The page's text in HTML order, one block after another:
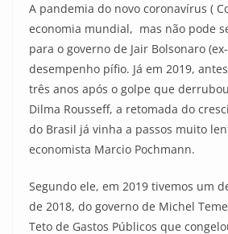
A pandemia do novo coronavírus (
economia mundial, mas não pode
para o governo de Jair Bolsonaro
desempenho pífio. Já em 2019,
três anos após o golpe que
Dilma Rousseff, a retomada do
do Brasil já vinha a passos muito
economista Marcio Pochmann.
Segundo ele, em 2019 tivemos um
de 2018, do governo de Michel
Teto de Gastos Públicos que